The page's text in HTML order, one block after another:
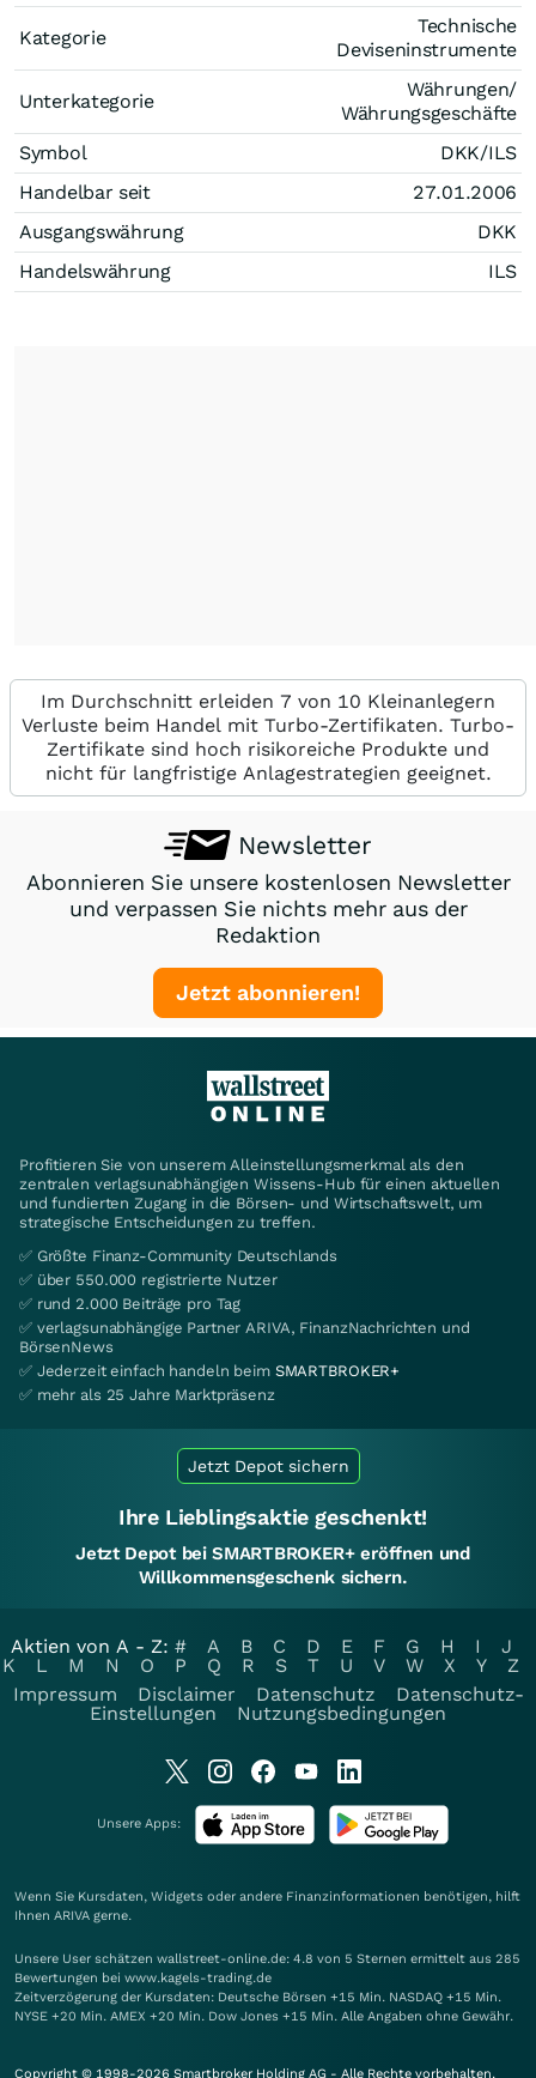
Kategorie
Technische
Deviseninstrumente
Unterkategorie
Währungen/
Währungsgeschäfte
Symbol
DKK/ILS
Handelbar seit
27.01.2006
Ausgangswährung
DKK
Handelswährung
ILS
Im Durchschnitt erleiden 7 von 10 Kleinanlegern
Verluste beim Handel mit Turbo-Zertifikaten. Turbo-
Zertifikate sind hoch risikoreiche Produkte und
nicht für langfristige Anlagestrategien geeignet.
Newsletter
Abonnieren Sie unsere kostenlosen Newsletter
und verpassen Sie nichts mehr aus der
Redaktion
Jetzt abonnieren!
Profitieren Sie von unserem Alleinstellungsmerkmal als den
zentralen verlagsunabhängigen Wissens-Hub für einen aktuellen
und fundierten Zugang in die Börsen- und Wirtschaftswelt, um
strategische Entscheidungen zu treffen.
✅ Größte Finanz-Community Deutschlands
✅ über 550.000 registrierte Nutzer
✅ rund 2.000 Beiträge pro Tag
✅ verlagsunabhängige Partner ARIVA, FinanzNachrichten und
BörsenNews
✅ Jederzeit einfach handeln beim SMARTBROKER+
✅ mehr als 25 Jahre Marktpräsenz
Jetzt Depot sichern
Ihre Lieblingsaktie geschenkt!
Jetzt Depot bei SMARTBROKER+ eröffnen und
Willkommensgeschenk sichern.
Aktien von A - Z: # A B C D E F G H I
J
K
L M N O P Q R S T U V W X Y
Z
Impressum
Disclaimer Datenschutz
Datenschutz-
Einstellungen
Nutzungsbedingungen
Unsere Apps:
Wenn Sie Kursdaten, Widgets oder andere Finanzinformationen benötigen, hilft
Ihnen ARIVA gerne.
Unsere User schätzen wallstreet-online.de: 4.8 von 5 Sternen ermittelt aus 285
Bewertungen bei www.kagels-trading.de
Zeitverzögerung der Kursdaten: Deutsche Börsen +15 Min. NASDAQ +15 Min.
NYSE +20 Min. AMEX +20 Min. Dow Jones +15 Min. Alle Angaben ohne Gewähr.
Copyright © 1998-2026 Smartbroker Holding AG - Alle Rechte vorbehalten.